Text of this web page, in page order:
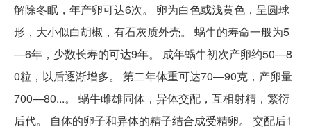
解除冬眠，年产卵可达6次。 卵为白色或浅黄色，呈圆球
形，大小似白胡椒，有石灰质外壳。 蜗牛的寿命一般为5
—6年，少数长寿的可达9年。 成年蜗牛初次产卵约50—8
0粒，以后逐渐增多。 第二年体重可达70—90克，产卵量
700—80...。 蜗牛雌雄同体，异体交配，互相射精，繁衍
后代。 自体的卵子和异体的精子结合成受精卵。 交配后1